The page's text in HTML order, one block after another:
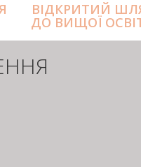
ВІДКРИТИЙ
ДО ВИЩОЇ